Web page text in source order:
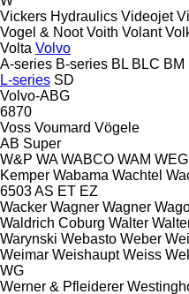
Vickers Hydraulics Videojet
Vogel & Noot Voith Volant
Volta Volvo
A-series B-series BL BLC BM
L-series SD
Volvo-ABG
6870
Voss Voumard Vögele
AB Super
W&P WA WABCO WAM WEG
Kemper Wabama Wachtel
6503AS ET EZ
Wacker Wagner Wagner
Waldrich Coburg Walter
Warynski Webasto Weber
Weimar Weishaupt Weiss
WG
Werner & Pfleiderer